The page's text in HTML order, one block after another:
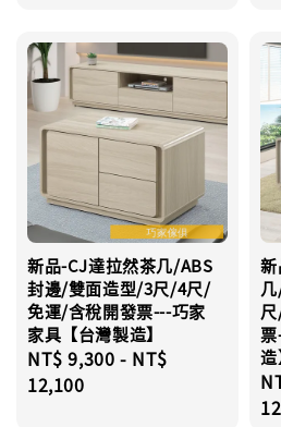
新品-CJ達拉然茶几/ABS
封邊/雙面造型/3尺/4尺/
免運/含稅開發票---巧家
家具【台灣製造】
Regular
price
NT$ 9,300 - NT$
12,100
造